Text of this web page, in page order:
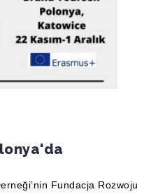
Fundacja Rozwoju